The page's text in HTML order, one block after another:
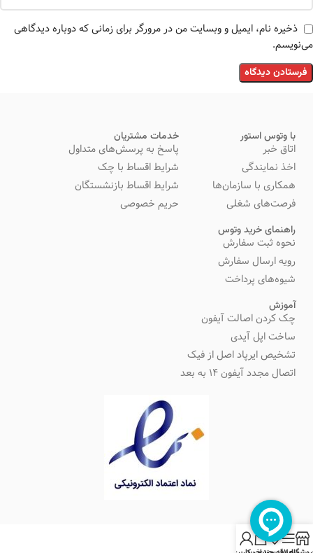
ذخیره نام، ایمیل و وبسایت من در مرورگر برای زمانی که دوباره دیدگاهی
می‌نویسم.
با وتوس استور
اتاق خبر
اخذ نمایندگی
همکاری با سازمان‌ها
فرصت‌های شغلی
خدمات مشتریان
پاسخ به پرسش‌های متداول
شرایط اقساط با چک
شرایط اقساط بازنشستگان
حریم خصوصی
راهنمای خرید وتوس
نحوه ثبت سفارش
رویه ارسال سفارش
شیوه‌های پرداخت
آموزش
چک کردن اصالت آیفون
ساخت اپل آیدی
تشخیص ایرپاد اصل از فیک
اتصال مجدد آیفون 14 به بعد